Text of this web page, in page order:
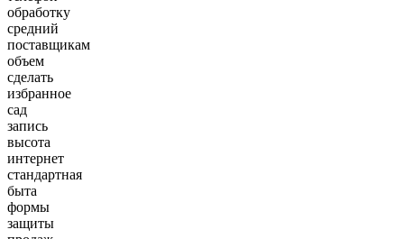
обработку
средний
поставщикам
объем
сделать
избранное
сад
запись
высота
интернет
стандартная
быта
формы
защиты